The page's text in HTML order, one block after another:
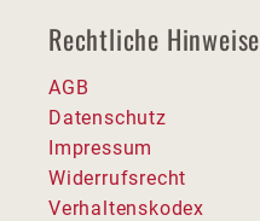
Rechtliche Hinweise
AGB
Datenschutz
Impressum
Widerrufsrecht
Verhaltenskodex